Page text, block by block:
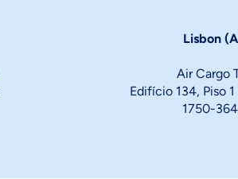
Lisbon
Air Cargo
Edifício 134, Piso
1750-